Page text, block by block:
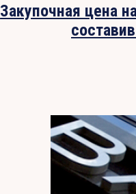
Закупочная цена